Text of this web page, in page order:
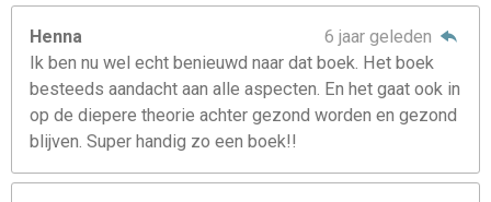
Henna
6 jaar geleden
Ik ben nu wel echt benieuwd naar dat boek. Het boek
besteeds aandacht aan alle aspecten. En het gaat ook in
op de diepere theorie achter gezond worden en gezond
blijven. Super handig zo een boek!!